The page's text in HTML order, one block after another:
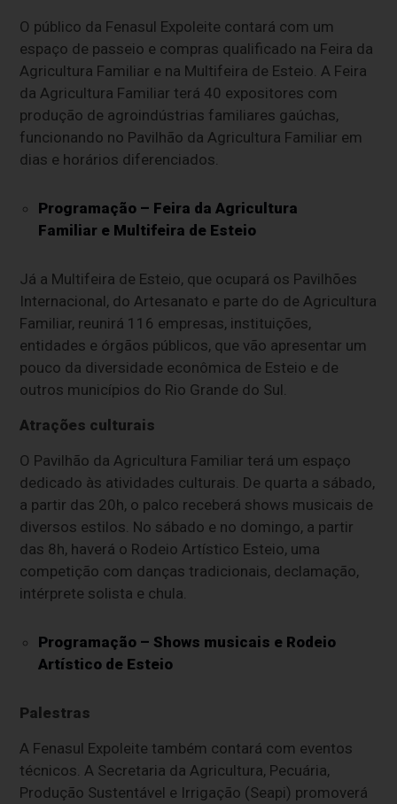
O público da Fenasul Expoleite contará com um
espaço de passeio e compras qualificado na Feira da
Agricultura Familiar e na Multifeira de Esteio. A Feira
da Agricultura Familiar terá 40 expositores com
produção de agroindústrias familiares gaúchas,
funcionando no Pavilhão da Agricultura Familiar em
dias e horários diferenciados.
Programação – Feira da Agricultura
Familiar e Multifeira de Esteio
Já a Multifeira de Esteio, que ocupará os Pavilhões
Internacional, do Artesanato e parte do de Agricultura
Familiar, reunirá 116 empresas, instituições,
entidades e órgãos públicos, que vão apresentar um
pouco da diversidade econômica de Esteio e de
outros municípios do Rio Grande do Sul.
Atrações culturais
O Pavilhão da Agricultura Familiar terá um espaço
dedicado às atividades culturais. De quarta a sábado,
a partir das 20h, o palco receberá shows musicais de
diversos estilos. No sábado e no domingo, a partir
das 8h, haverá o Rodeio Artístico Esteio, uma
competição com danças tradicionais, declamação,
intérprete solista e chula.
Programação – Shows musicais e Rodeio
Artístico de Esteio
Palestras
A Fenasul Expoleite também contará com eventos
técnicos. A Secretaria da Agricultura, Pecuária,
Produção Sustentável e Irrigação (Seapi) promoverá